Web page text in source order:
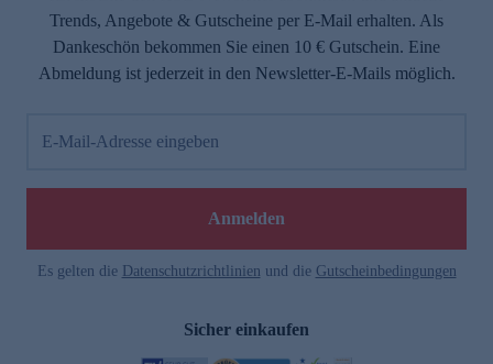
Trends, Angebote & Gutscheine per E-Mail erhalten. Als
Dankeschön bekommen Sie einen 10 € Gutschein. Eine
Abmeldung ist jederzeit in den Newsletter-E-Mails möglich.
E-Mail-Adresse eingeben
Anmelden
Es gelten die Datenschutzrichtlinien und die Gutscheinbedingungen
Sicher einkaufen